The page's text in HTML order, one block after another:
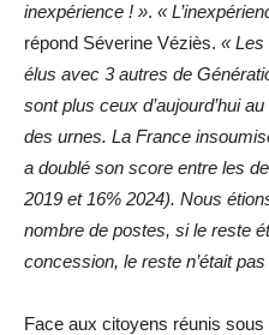
inexpérience ! ». «
répond Séverine Véziès. « Les
élus avec 3 autres de
sont plus ceux d’aujourd’hui
des urnes. La France
a doublé son score entre les
2019 et 16% 2024). Nous
nombre de postes, si le reste
concession, le reste n’était
Face aux citoyens réunis